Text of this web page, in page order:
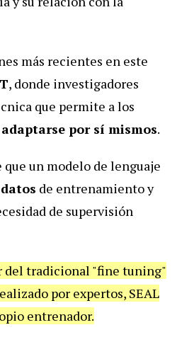
más recientes en este
, donde investigadores
que permite a los
adaptarse por sí mismos.
un modelo de lenguaje
de entrenamiento y
de supervisión
del tradicional "fine tuning"
por expertos, SEAL
entrenador.